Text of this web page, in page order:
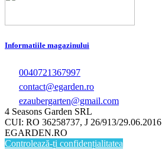
Informatiile magazinului
0040721367997
contact@egarden.ro
ezaubergarten@gmail.com
4 Seasons Garden SRL
CUI: RO 36258737, J 26/913/29.06.2016
EGARDEN.RO
Controlează-ți confidențialitatea